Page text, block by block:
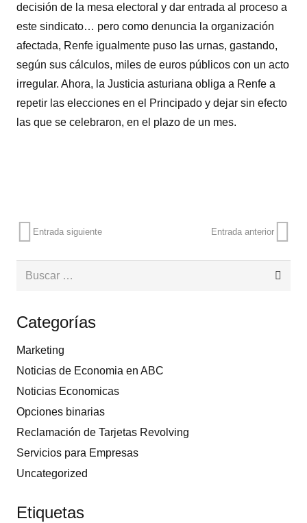
decisión de la mesa electoral y dar entrada al proceso a
este sindicato… pero como denuncia la organización
afectada, Renfe igualmente puso las urnas, gastando,
según sus cálculos, miles de euros públicos con un acto
irregular. Ahora, la Justicia asturiana obliga a Renfe a
repetir las elecciones en el Principado y dejar sin efecto
las que se celebraron, en el plazo de un mes.
Entrada siguiente Entrada anterior
Buscar:
Categorías
Marketing
Noticias de Economia en ABC
Noticias Economicas
Opciones binarias
Reclamación de Tarjetas Revolving
Servicios para Empresas
Uncategorized
Etiquetas